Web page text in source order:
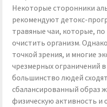
Некоторые сторонники
рекомендуют детокс-
травяные чаи, которые,
очистить организм.
точкой зрения, и многие
чрезмерных ограничений
большинство людей
сбалансированный образ
физическую активность и